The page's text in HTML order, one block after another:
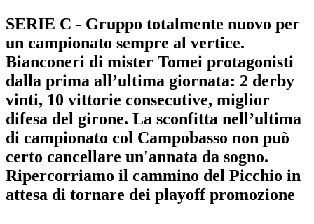
SERIE C - Gruppo totalmente nuovo per
un campionato sempre al vertice.
Bianconeri di mister Tomei protagonisti
dalla prima all’ultima giornata: 2 derby
vinti, 10 vittorie consecutive, miglior
difesa del girone. La sconfitta nell’ultima
di campionato col Campobasso non può
certo cancellare un'annata da sogno.
Ripercorriamo il cammino del Picchio in
attesa di tornare dei playoff promozione